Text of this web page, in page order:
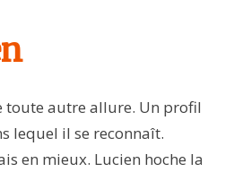
toute autre allure. Un profil
lequel il se reconnaît.
en mieux. Lucien hoche la